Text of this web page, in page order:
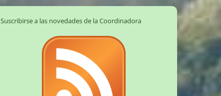
Suscribirse a las novedades de la Coordinadora